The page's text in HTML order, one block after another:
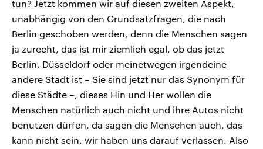
tun? Jetzt kommen wir auf diesen zweiten Aspekt,
unabhängig von den Grundsatzfragen, die nach
Berlin geschoben werden, denn die Menschen sagen
ja zurecht, das ist mir ziemlich egal, ob das jetzt
Berlin, Düsseldorf oder meinetwegen irgendeine
andere Stadt ist – Sie sind jetzt nur das Synonym für
diese Städte –, dieses Hin und Her wollen die
Menschen natürlich auch nicht und ihre Autos nicht
benutzen dürfen, da sagen die Menschen auch, das
kann nicht sein, wir haben uns darauf verlassen. Also